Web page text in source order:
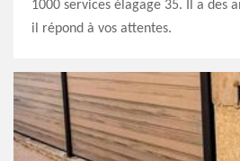
1000 services élagage 35. Il a des
il répond à vos attentes.